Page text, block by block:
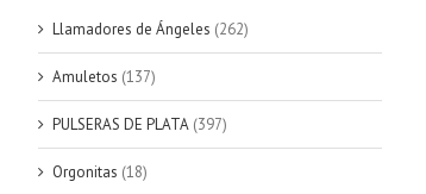
Llamadores de Ángeles (262)
Amuletos (137)
PULSERAS DE PLATA (397)
Orgonitas (18)